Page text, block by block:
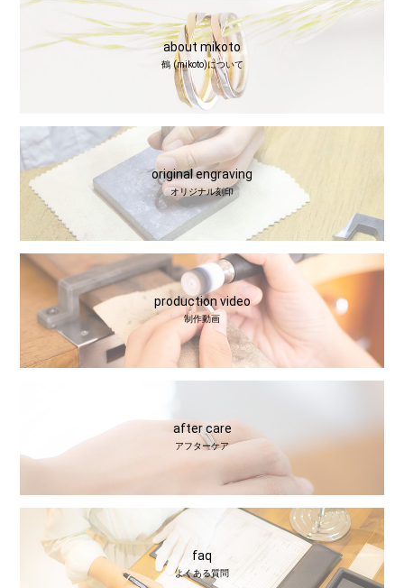
about mikoto
鶴 (mikoto)について
original engraving
オリジナル刻印
production video
制作動画
after care
アフターケア
faq
よくある質問